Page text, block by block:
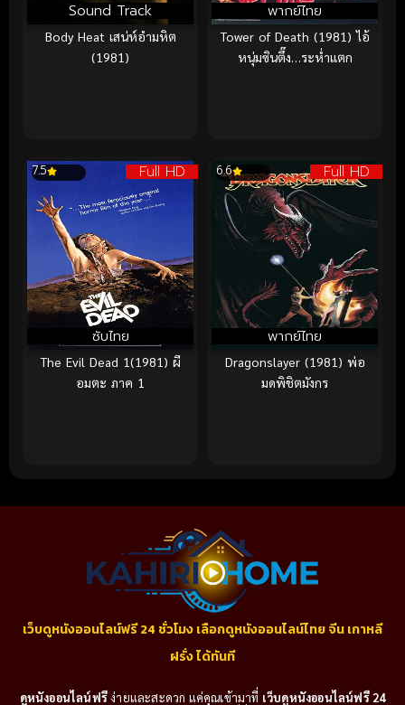
Sound Track
Body Heat เสน่ห์อำมหิต
(1981)
พากย์ไทย
Tower of Death (1981) ไอ้
หนุ่มซินตึ๊ง…ระห่ำแตก
Full HD
ซับไทย
7.5
The Evil Dead 1(1981) ผี
อมตะ ภาค 1
Full HD
พากย์ไทย
6.6
Dragonslayer (1981) พ่อ
มดพิชิตมังกร
เว็บดูหนังออนไลน์ฟรี 24 ชั่วโมง เลือกดูหนังออนไลน์ไทย จีน เกาหลี
ฝรั่ง ได้ทันที
ดูหนังออนไลน์ฟรีง่ายและสะดวก แค่คุณเข้ามาที่ เว็บดูหนังออนไลน์ฟรี 24